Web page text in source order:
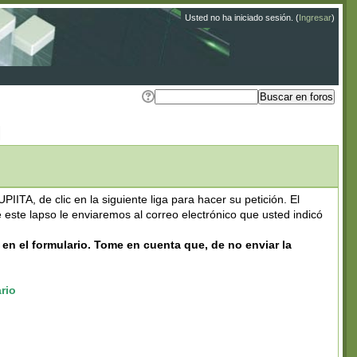
Usted no ha iniciado sesión. (Ingresar)
de clic en la siguiente liga para hacer su petición. El
lapso le enviaremos al correo electrónico que usted indicó
el formulario. Tome en cuenta que, de no enviar la